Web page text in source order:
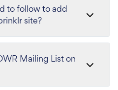
to follow to add
site?
Mailing List on